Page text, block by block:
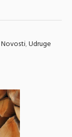
Novosti,Udruge